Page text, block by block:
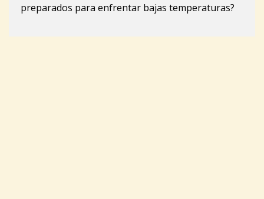
preparados para enfrentar bajas temperaturas?